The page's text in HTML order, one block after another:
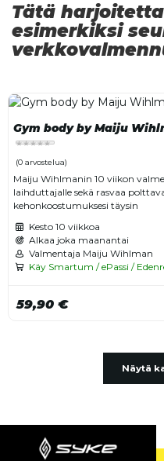
Tätä
esimerkiksi
Gym body by Maiju
(0 arvostelua)
Maiju Wihlmanin 10 viikon
laihduttajalle sekä rasvaa
kehonkoostumuksesi täysin
Kesto 10 viikkoa
Alkaa joka maanantai
Valmentaja Maiju Wihlman
Käy Smartum / ePassi /
59,90 €
Näytä